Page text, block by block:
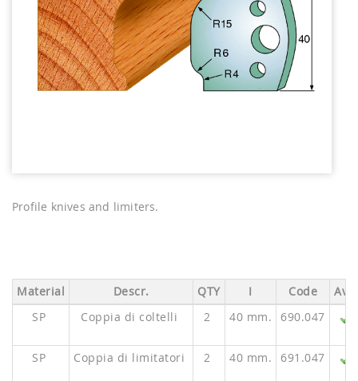
Profile knives and limiters.
Material Descr. QTY I Code
Ava.
SP
Coppia di coltelli 2 40 mm. 690.047
SP Coppia di limitatori 2 40 mm. 691.047